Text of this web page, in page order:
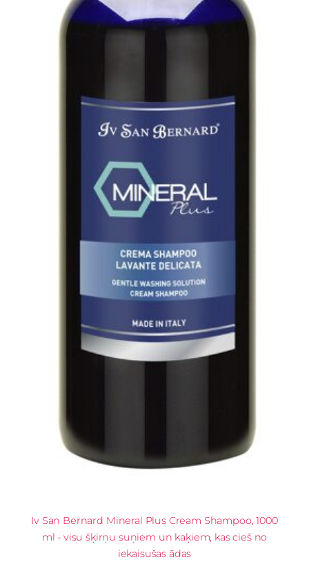
Iv San Bernard Mineral Plus Cream Shampoo, 1000
ml - visu šķirņu suņiem un kaķiem, kas cieš no
iekaisušas ādas